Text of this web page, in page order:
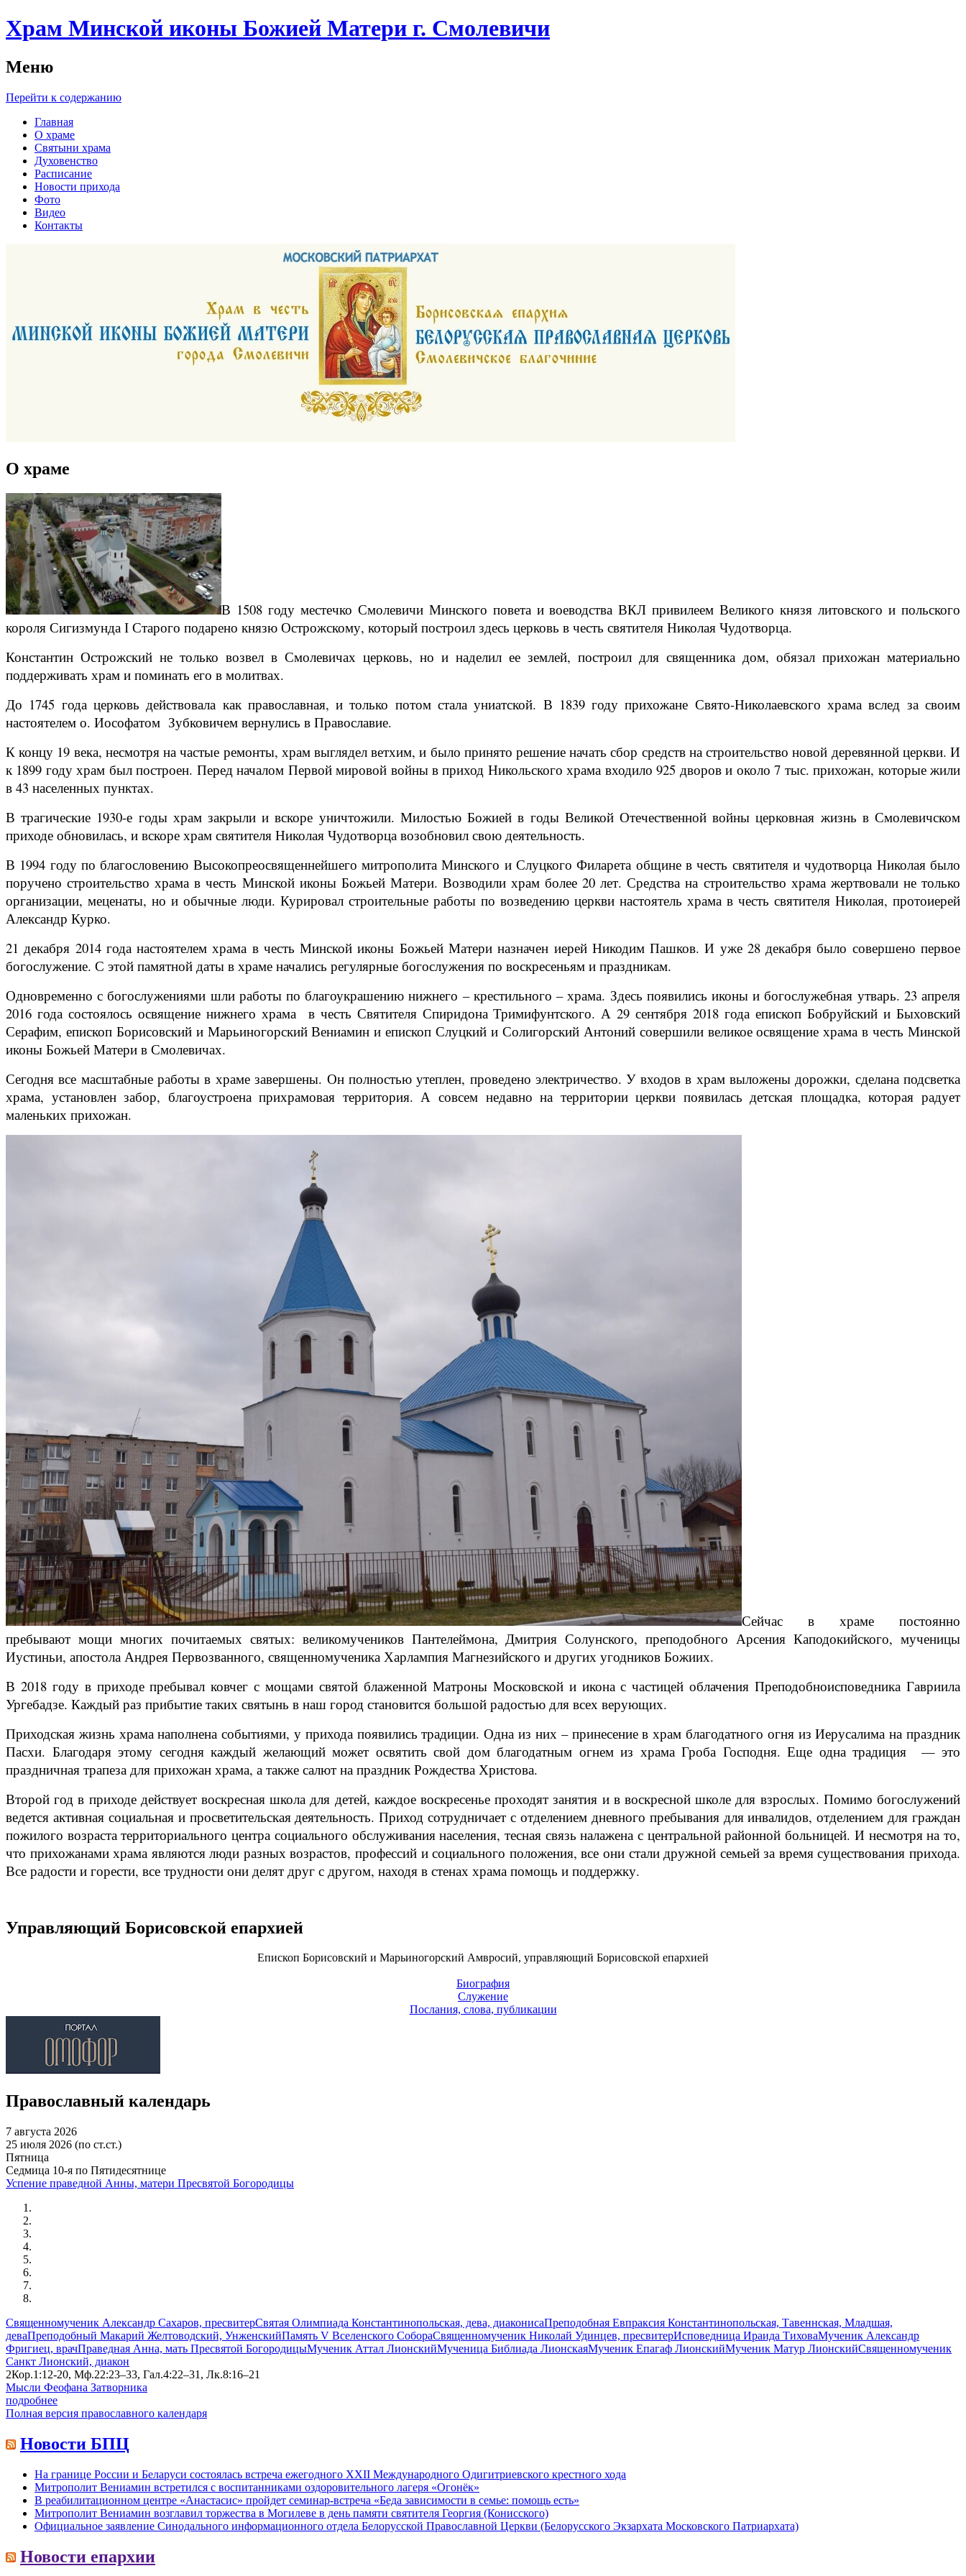
Храм Минской иконы Божией Матери г. Смолевичи
Меню
Перейти к содержанию
Главная
О храме
Святыни храма
Духовенство
Расписание
Новости прихода
Фото
Видео
Контакты
О храме
В 1508 году местечко Смолевичи Минского повета и воеводства ВКЛ привилеем Великого князя литовского и польского
короля Сигизмунда І Старого подарено князю Острожскому, который построил здесь церковь в честь святителя Николая Чудотворца.
Константин Острожский не только возвел в Смолевичах церковь, но и наделил ее землей, построил для священника дом, обязал прихожан материально
поддерживать храм и поминать его в молитвах.
До 1745 года церковь действовала как православная, и только потом стала униатской. В 1839 году прихожане Свято-Николаевского храма вслед за своим
настоятелем о. Иософатом Зубковичем вернулись в Православие.
К концу 19 века, несмотря на частые ремонты, храм выглядел ветхим, и было принято решение начать сбор средств на строительство новой деревянной церкви. И
к 1899 году храм был построен. Перед началом Первой мировой войны в приход Никольского храма входило 925 дворов и около 7 тыс. прихожан, которые жили
в 43 населенных пунктах.
В трагические 1930-е годы храм закрыли и вскоре уничтожили. Милостью Божией в годы Великой Отечественной войны церковная жизнь в Смолевичском
приходе обновилась, и вскоре храм святителя Николая Чудотворца возобновил свою деятельность.
В 1994 году по благословению Высокопреосвященнейшего митрополита Минского и Слуцкого Филарета общине в честь святителя и чудотворца Николая было
поручено строительство храма в честь Минской иконы Божьей Матери. Возводили храм более 20 лет. Средства на строительство храма жертвовали не только
организации, меценаты, но и обычные люди. Курировал строительные работы по возведению церкви настоятель храма в честь святителя Николая, протоиерей
Александр Курко.
21 декабря 2014 года настоятелем храма в честь Минской иконы Божьей Матери назначен иерей Никодим Пашков. И уже 28 декабря было совершено первое
богослужение. С этой памятной даты в храме начались регулярные богослужения по воскресеньям и праздникам.
Одновременно с богослужениями шли работы по благоукрашению нижнего – крестильного – храма. Здесь появились иконы и богослужебная утварь. 23 апреля
2016 года состоялось освящение нижнего храма
в честь Святителя Спиридона Тримифунтского. А 29 сентября 2018 года епископ Бобруйский и Быховский
Серафим, епископ Борисовский и Марьиногорский Вениамин и епископ Слуцкий и Солигорский Антоний совершили великое освящение храма в честь Минской
иконы Божьей Матери в Смолевичах.
Сегодня все масштабные работы в храме завершены. Он полностью утеплен, проведено электричество. У входов в храм выложены дорожки, сделана подсветка
храма, установлен забор, благоустроена прихрамовая территория. А совсем недавно на территории церкви появилась детская площадка, которая радует
маленьких прихожан.
Сейчас в храме постоянно
пребывают мощи многих почитаемых святых: великомучеников Пантелеймона, Дмитрия Солунского, преподобного Арсения Каподокийского, мученицы
Иустиньи, апостола Андрея Первозванного, священномученика Харлампия Магнезийского и других угодников Божиих.
В 2018 году в приходе пребывал ковчег с мощами святой блаженной Матроны Московской и икона с частицей облачения Преподобноисповедника Гавриила
Ургебадзе. Каждый раз прибытие таких святынь в наш город становится большой радостью для всех верующих.
Приходская жизнь храма наполнена событиями, у прихода появились традиции. Одна из них – принесение в храм благодатного огня из Иерусалима на праздник
Пасхи. Благодаря этому сегодня каждый желающий может освятить свой дом благодатным огнем из храма Гроба Господня. Еще одна традиция
— это
праздничная трапеза для прихожан храма, а также салют на праздник Рождества Христова.
Второй год в приходе действует воскресная школа для детей, каждое воскресенье проходят занятия и в воскресной школе для взрослых. Помимо богослужений
ведется активная социальная и просветительская деятельность. Приход сотрудничает с отделением дневного пребывания для инвалидов, отделением для граждан
пожилого возраста территориального центра социального обслуживания населения, тесная связь налажена с центральной районной больницей. И несмотря на то,
что прихожанами храма являются люди разных возрастов, профессий и социального положения, все они стали дружной семьей за время существования прихода.
Все радости и горести, все трудности они делят друг с другом, находя в стенах храма помощь и поддержку.
Управляющий Борисовской епархией
Епископ Борисовский и Марьиногорский Амвросий, управляющий Борисовской епархией
Биография
Служение
Послания, слова, публикации
Православный календарь
7 августа 2026
25 июля 2026 (по ст.ст.)
Пятница
Седмица 10-я по Пятидесятнице
Успение праведной Анны, матери Пресвятой Богородицы
Священномученик Александр Сахаров, пресвитерСвятая Олимпиада Константинопольская, дева, диаконисаПреподобная Евпраксия Константинопольская, Тавеннская, Младшая,
деваПреподобный Макарий Желтоводский, УнженскийПамять V Вселенского СобораСвященномученик Николай Удинцев, пресвитерИсповедница Ираида ТиховаМученик Александр
Фригиец, врачПраведная Анна, мать Пресвятой БогородицыМученик Аттал ЛионскийМученица Библиада ЛионскаяМученик Епагаф ЛионскийМученик Матур ЛионскийСвященномученик
Санкт Лионский, диакон
2Кор.1:12-20, Мф.22:23–33, Гал.4:22–31, Лк.8:16–21
Мысли Феофана Затворника
подробнее
Полная версия православного календаря
Новости БПЦ
На границе России и Беларуси состоялась встреча ежегодного XXII Международного Одигитриевского крестного хода
Митрополит Вениамин встретился с воспитанниками оздоровительного лагеря «Огонёк»
В реабилитационном центре «Анастасис» пройдет семинар-встреча «Беда зависимости в семье: помощь есть»
Митрополит Вениамин возглавил торжества в Могилеве в день памяти святителя Георгия (Конисского)
Официальное заявление Синодального информационного отдела Белорусской Православной Церкви (Белорусского Экзархата Московского Патриархата)
Новости епархии